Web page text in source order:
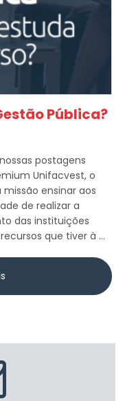
Pública?
postagens
Unifacvest, o
ensinar aos
de realizar a
das instituições
que tiver à ...